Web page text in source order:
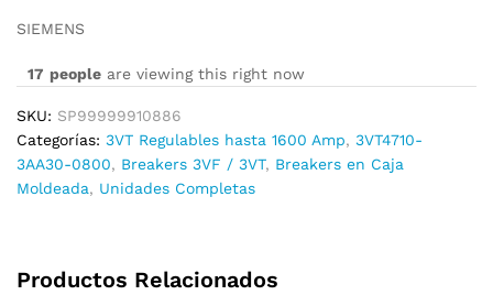
SIEMENS
17 people are viewing this right now
SKU: SP99999910886
Categorías: 3VT Regulables hasta 1600 Amp, 3VT4710-
3AA30-0800, Breakers 3VF / 3VT, Breakers en Caja
Moldeada, Unidades Completas
Productos Relacionados